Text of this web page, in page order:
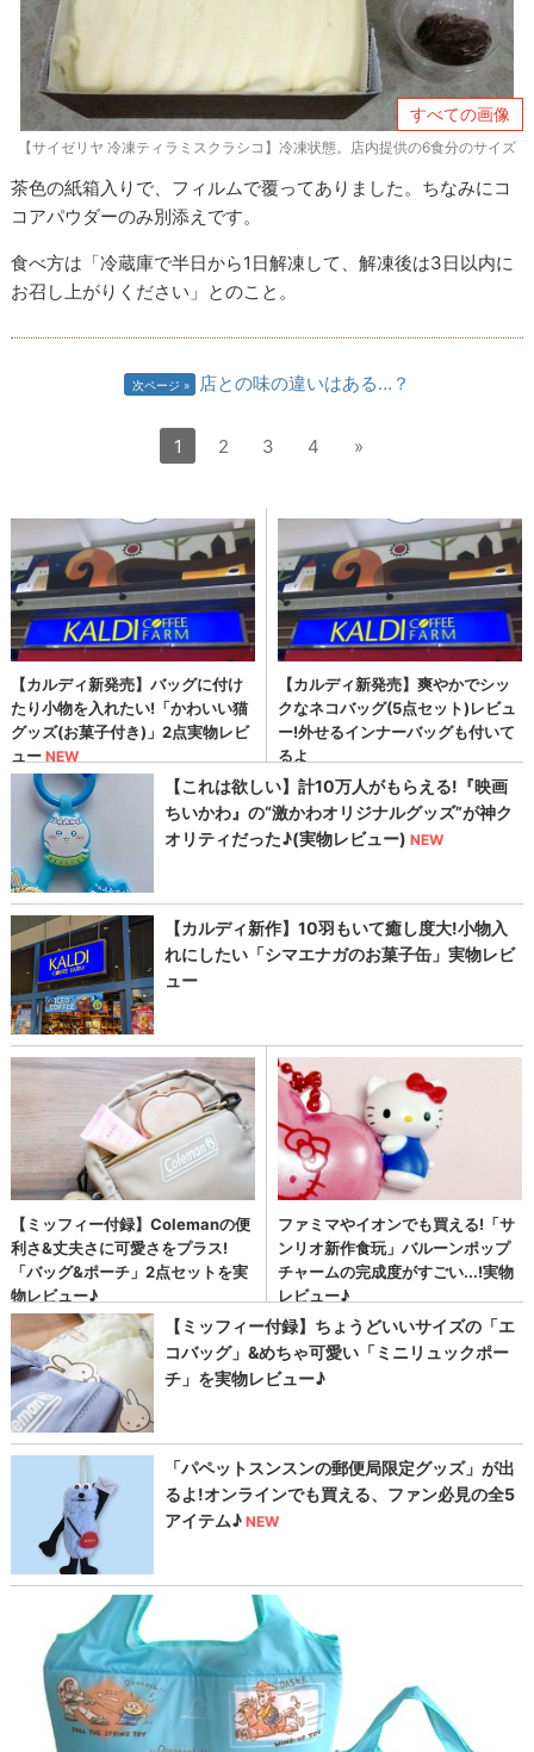
すべての画像
【サイゼリヤ 冷凍ティラミスクラシコ】冷凍状態。店内提供の6食分のサイズ
茶色の紙箱入りで、フィルムで覆ってありました。ちなみにコ
コアパウダーのみ別添えです。
食べ方は「冷蔵庫で半日から1日解凍して、解凍後は3日以内に
お召し上がりください」とのこと。
次ページ 店との味の違いはある…？
1 2 3 4 »